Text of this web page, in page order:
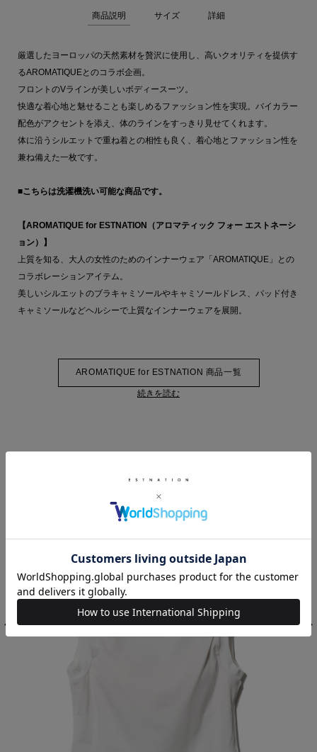
商品説明 サイズ 詳細
厳選したヨーロッパの天然素材を贅沢に使用し、高いクオリティを提供す
るAROMATIQUEとのコラボ企画。
フロントのVラインが美しいボディースーツ。
快適な着心地と魅せることも楽しめるファッション性を実現。バイカラー
配色がアクセントを添え、体のラインをすっきり見せてくれます。
体に沿うシルエットで重ね着との相性も良く、着心地とファッション性を
兼ね備えた一枚です。
■こちらは洗濯機洗い可能な商品です。
【AROMATIQUE for ESTNATION（アロマティック フォー エストネーシ
ョン）】
上質を知る、大人の女性のためのインナーウェア「AROMATIQUE」との
コラボレーションアイテム。
美しいシルエットのブラキャミソールやキャミソールドレス、パッド付き
キャミソールなどヘルシーで上質なインナーウェアを展開。
AROMATIQUE for ESTNATION 商品一覧
続きを読む
RELATED ITEM